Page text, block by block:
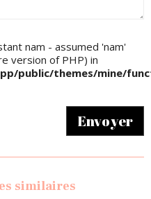
nam - assumed 'nam'
version of PHP) in
public/themes/mine/
Envoyer
similaires